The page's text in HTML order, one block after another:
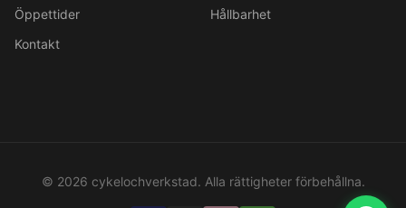
Öppettider
Hållbarhet
Kontakt
© 2026 cykelochverkstad. Alla rättigheter förbehållna.